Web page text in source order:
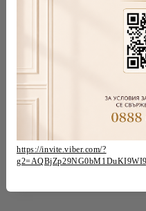
https://invite.viber.com/?